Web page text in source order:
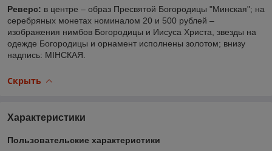
Реверс: в центре – образ Пресвятой Богородицы "Минская"; на
серебряных монетах номиналом 20 и 500 рублей –
изображения нимбов Богородицы и Иисуса Христа, звезды на
одежде Богородицы и орнамент исполнены золотом; внизу
надпись: МІНСКАЯ.
Скрыть
Характеристики
Пользовательские характеристики